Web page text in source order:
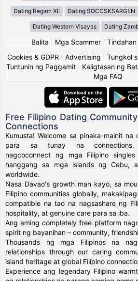
Dating Region XII Dating SOCCSKSARGEN
Dating Western Visayas Dating
Balita Mga Scammer| Tindahan|
Cookies & GDPR
Advertising Tungkol
Tuntunin ng Paggamit
Kaligtasan ng
Mga FAQ
Free Filipino Dating
Connections
Kumusta! Welcome sa pinaka-mainit na
para sa tunay na connections.
nagcoconnect ng mga Filipino
hanggang sa mga islands ng Cebu,
worldwide.
Nasa Davao's growth man kayo, sa
Filipino communities globally,
compatible na tao na nagsashare ng
hospitality, at genuine care para sa iba.
Ang aming completely free platform
spirit ng bayanihan – community,
Thousands ng mga Filipinos na
relationships through our caring
island heritage at global Filipino
Experience ang legendary Filipino